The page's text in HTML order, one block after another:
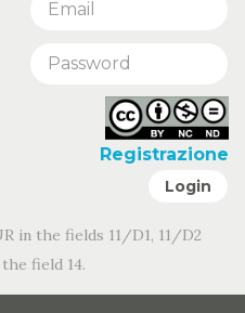
Registrazione
Login
in the fields 11/D1, 11/D2
field 14.